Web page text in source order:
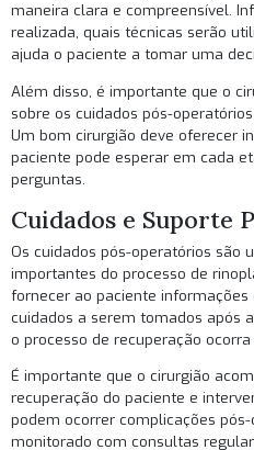
maneira clara e compreensível.
realizada, quais técnicas serão
ajuda o paciente a tomar uma
Além disso, é importante que o
sobre os cuidados pós-
Um bom cirurgião deve oferecer
paciente pode esperar em cada
perguntas.
Cuidados e Suporte
Os cuidados pós-operatórios são
importantes do processo de
fornecer ao paciente
cuidados a serem tomados após
o processo de recuperação
É importante que o cirurgião
recuperação do paciente e
podem ocorrer complicações
monitorado com consultas